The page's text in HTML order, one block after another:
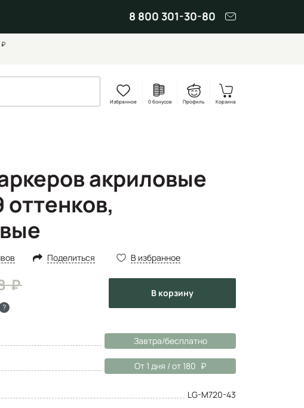
8 800 301-30-80
₽
Избранное 0 бонусов Профиль Корзина
акриловые
оттенков,
Поделиться В избранное
?
в корзину
Завтра/бесплатно
От 1 дня / от 180
LG-M720-43